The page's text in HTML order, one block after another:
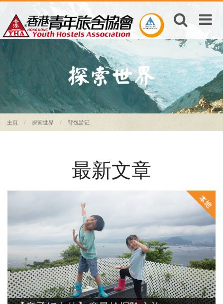
主頁 探索世界 背包游记
最新文章